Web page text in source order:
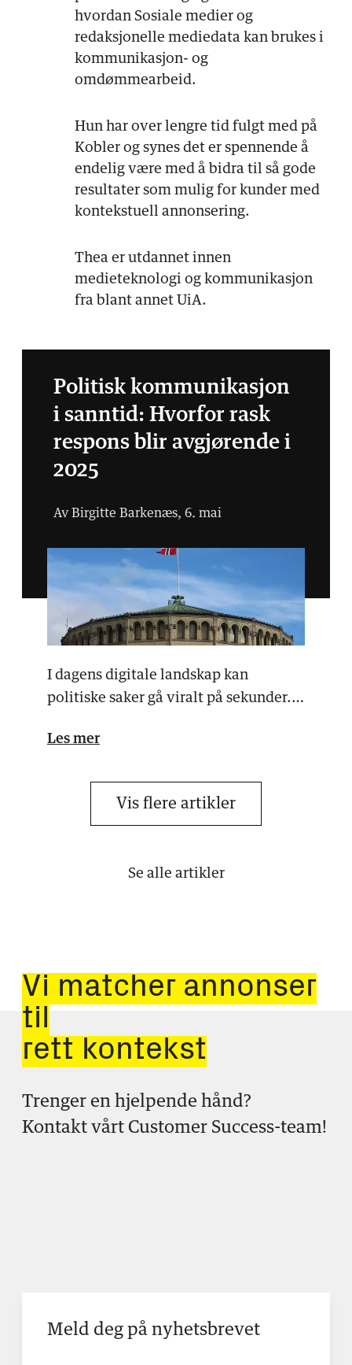
hvordan Sosiale medier og
redaksjonelle mediedata kan brukes i
kommunikasjon- og
omdømmearbeid.
Hun har over lengre tid fulgt med på
Kobler og synes det er spennende å
endelig være med å bidra til så gode
resultater som mulig for kunder med
kontekstuell annonsering.
Thea er utdannet innen
medieteknologi og kommunikasjon
fra blant annet UiA.
Politisk kommunikasjon
i sanntid: Hvorfor rask
respons blir avgjørende i
2025
Av Birgitte Barkenæs, 6. mai
I dagens digitale landskap kan
politiske saker gå viralt på sekunder.
Les mer
Vis flere artikler
Se alle artikler
Vi matcher annonser
til
rett kontekst
Trenger en hjelpende hånd?
Kontakt vårt Customer Success-team!
Meld deg på nyhetsbrevet